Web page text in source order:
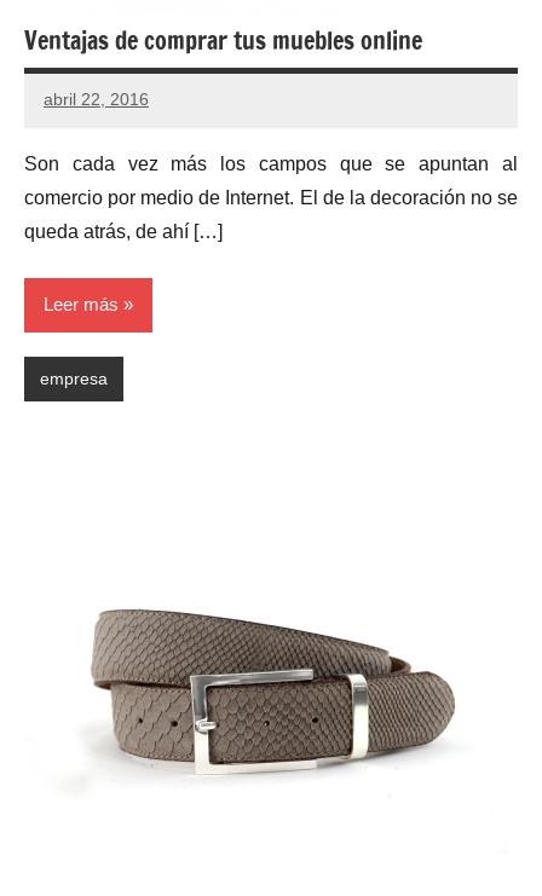
Ventajas de comprar tus muebles online
abril 22, 2016
Son cada vez más los campos que se apuntan al
comercio por medio de Internet. El de la decoración no se
queda atrás, de ahí […]
Leer más
empresa